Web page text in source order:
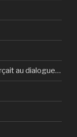
au dialogue…